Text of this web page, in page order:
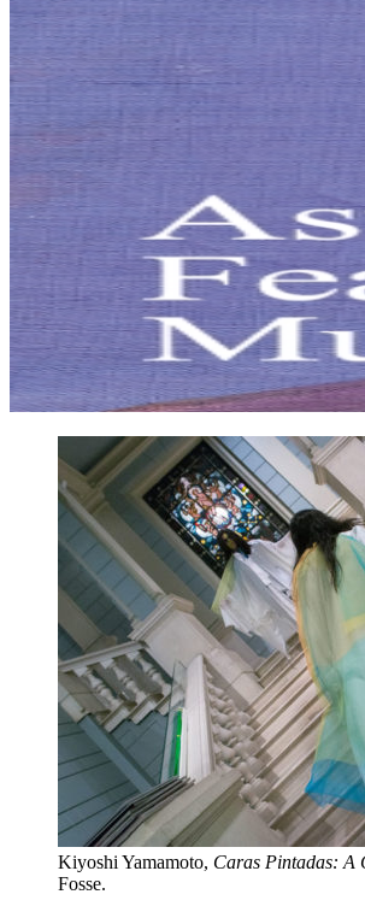
Kiyoshi Yamamoto, Caras Pintadas: A
Fosse.